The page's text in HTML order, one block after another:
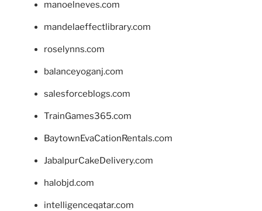
manoelneves.com
mandelaeffectlibrary.com
roselynns.com
balanceyoganj.com
salesforceblogs.com
TrainGames365.com
BaytownEvaCationRentals.com
JabalpurCakeDelivery.com
halobjd.com
intelligenceqatar.com